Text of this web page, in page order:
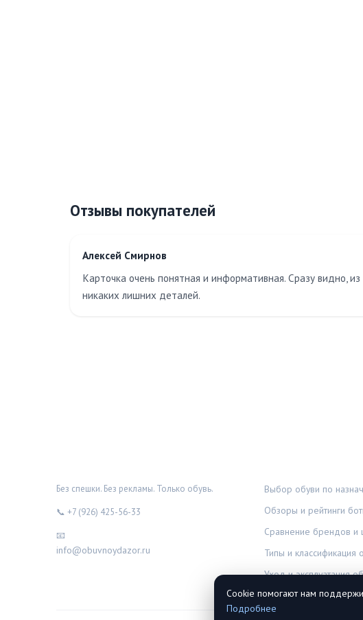
Отзывы покупателей
Алексей Смирнов
Карточка очень понятная и информативная. Сразу видно,
никаких лишних деталей.
Без спешки. Без рекламы. Только обувь.
📞 +7 (926) 425-56-33
📧
info@obuvnoydazor.ru
Выбор обуви по
Обзоры и рейтинги
Сравнение брендов и
Типы и классификация
Уход и эксплуатация
Cookie помогают нам
Подробнее